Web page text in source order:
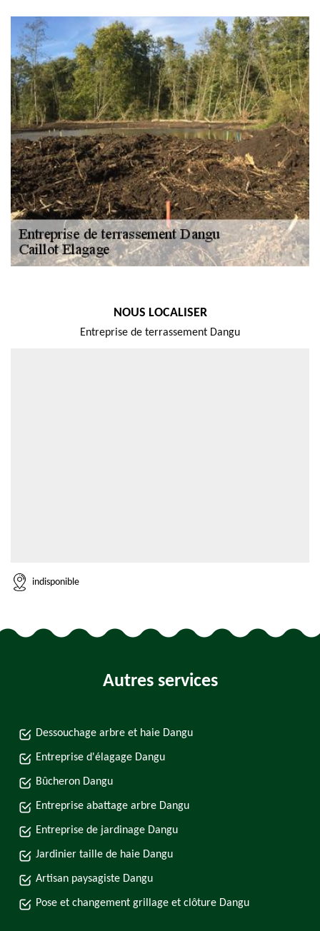
NOUS LOCALISER
Entreprise de terrassement Dangu
indisponible
Autres services
Dessouchage arbre et haie Dangu
Entreprise d'élagage Dangu
Bûcheron Dangu
Entreprise abattage arbre Dangu
Entreprise de jardinage Dangu
Jardinier taille de haie Dangu
Artisan paysagiste Dangu
Pose et changement grillage et clôture Dangu